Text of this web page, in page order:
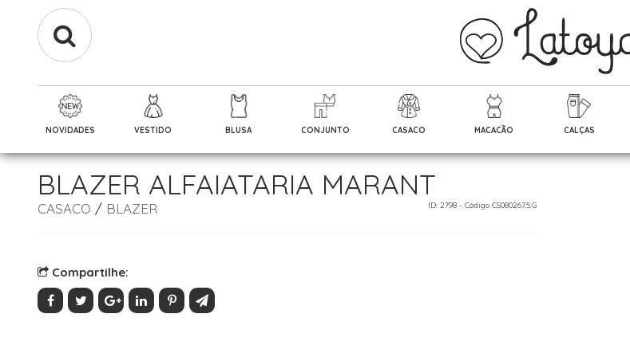
NOVIDADES VESTIDO BLUSA CONJUNTO CASACO MACACÃO CALÇAS
BLAZER ALFAIATARIA MARANT
CASACO / BLAZER ID: 2798 - Código CS080267.5.G
Compartilhe: